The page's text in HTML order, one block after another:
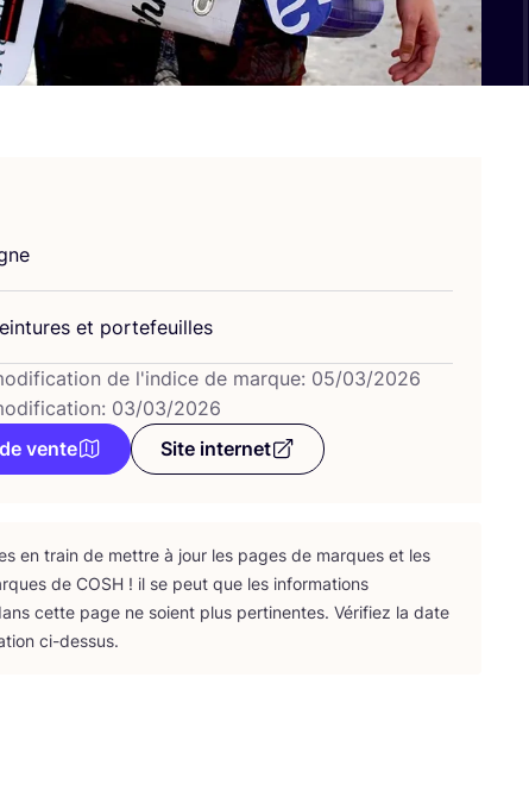
et portefeuilles
de l'indice de marque: 05/03/2026
03/03/2026
vente
Site internet
en train de mettre à jour les pages de marques et les
de COSH ! il se peut que les infor­ma­tions
cette page ne soient plus per­ti­nentes. Véri­fiez la date
ci-dessus.